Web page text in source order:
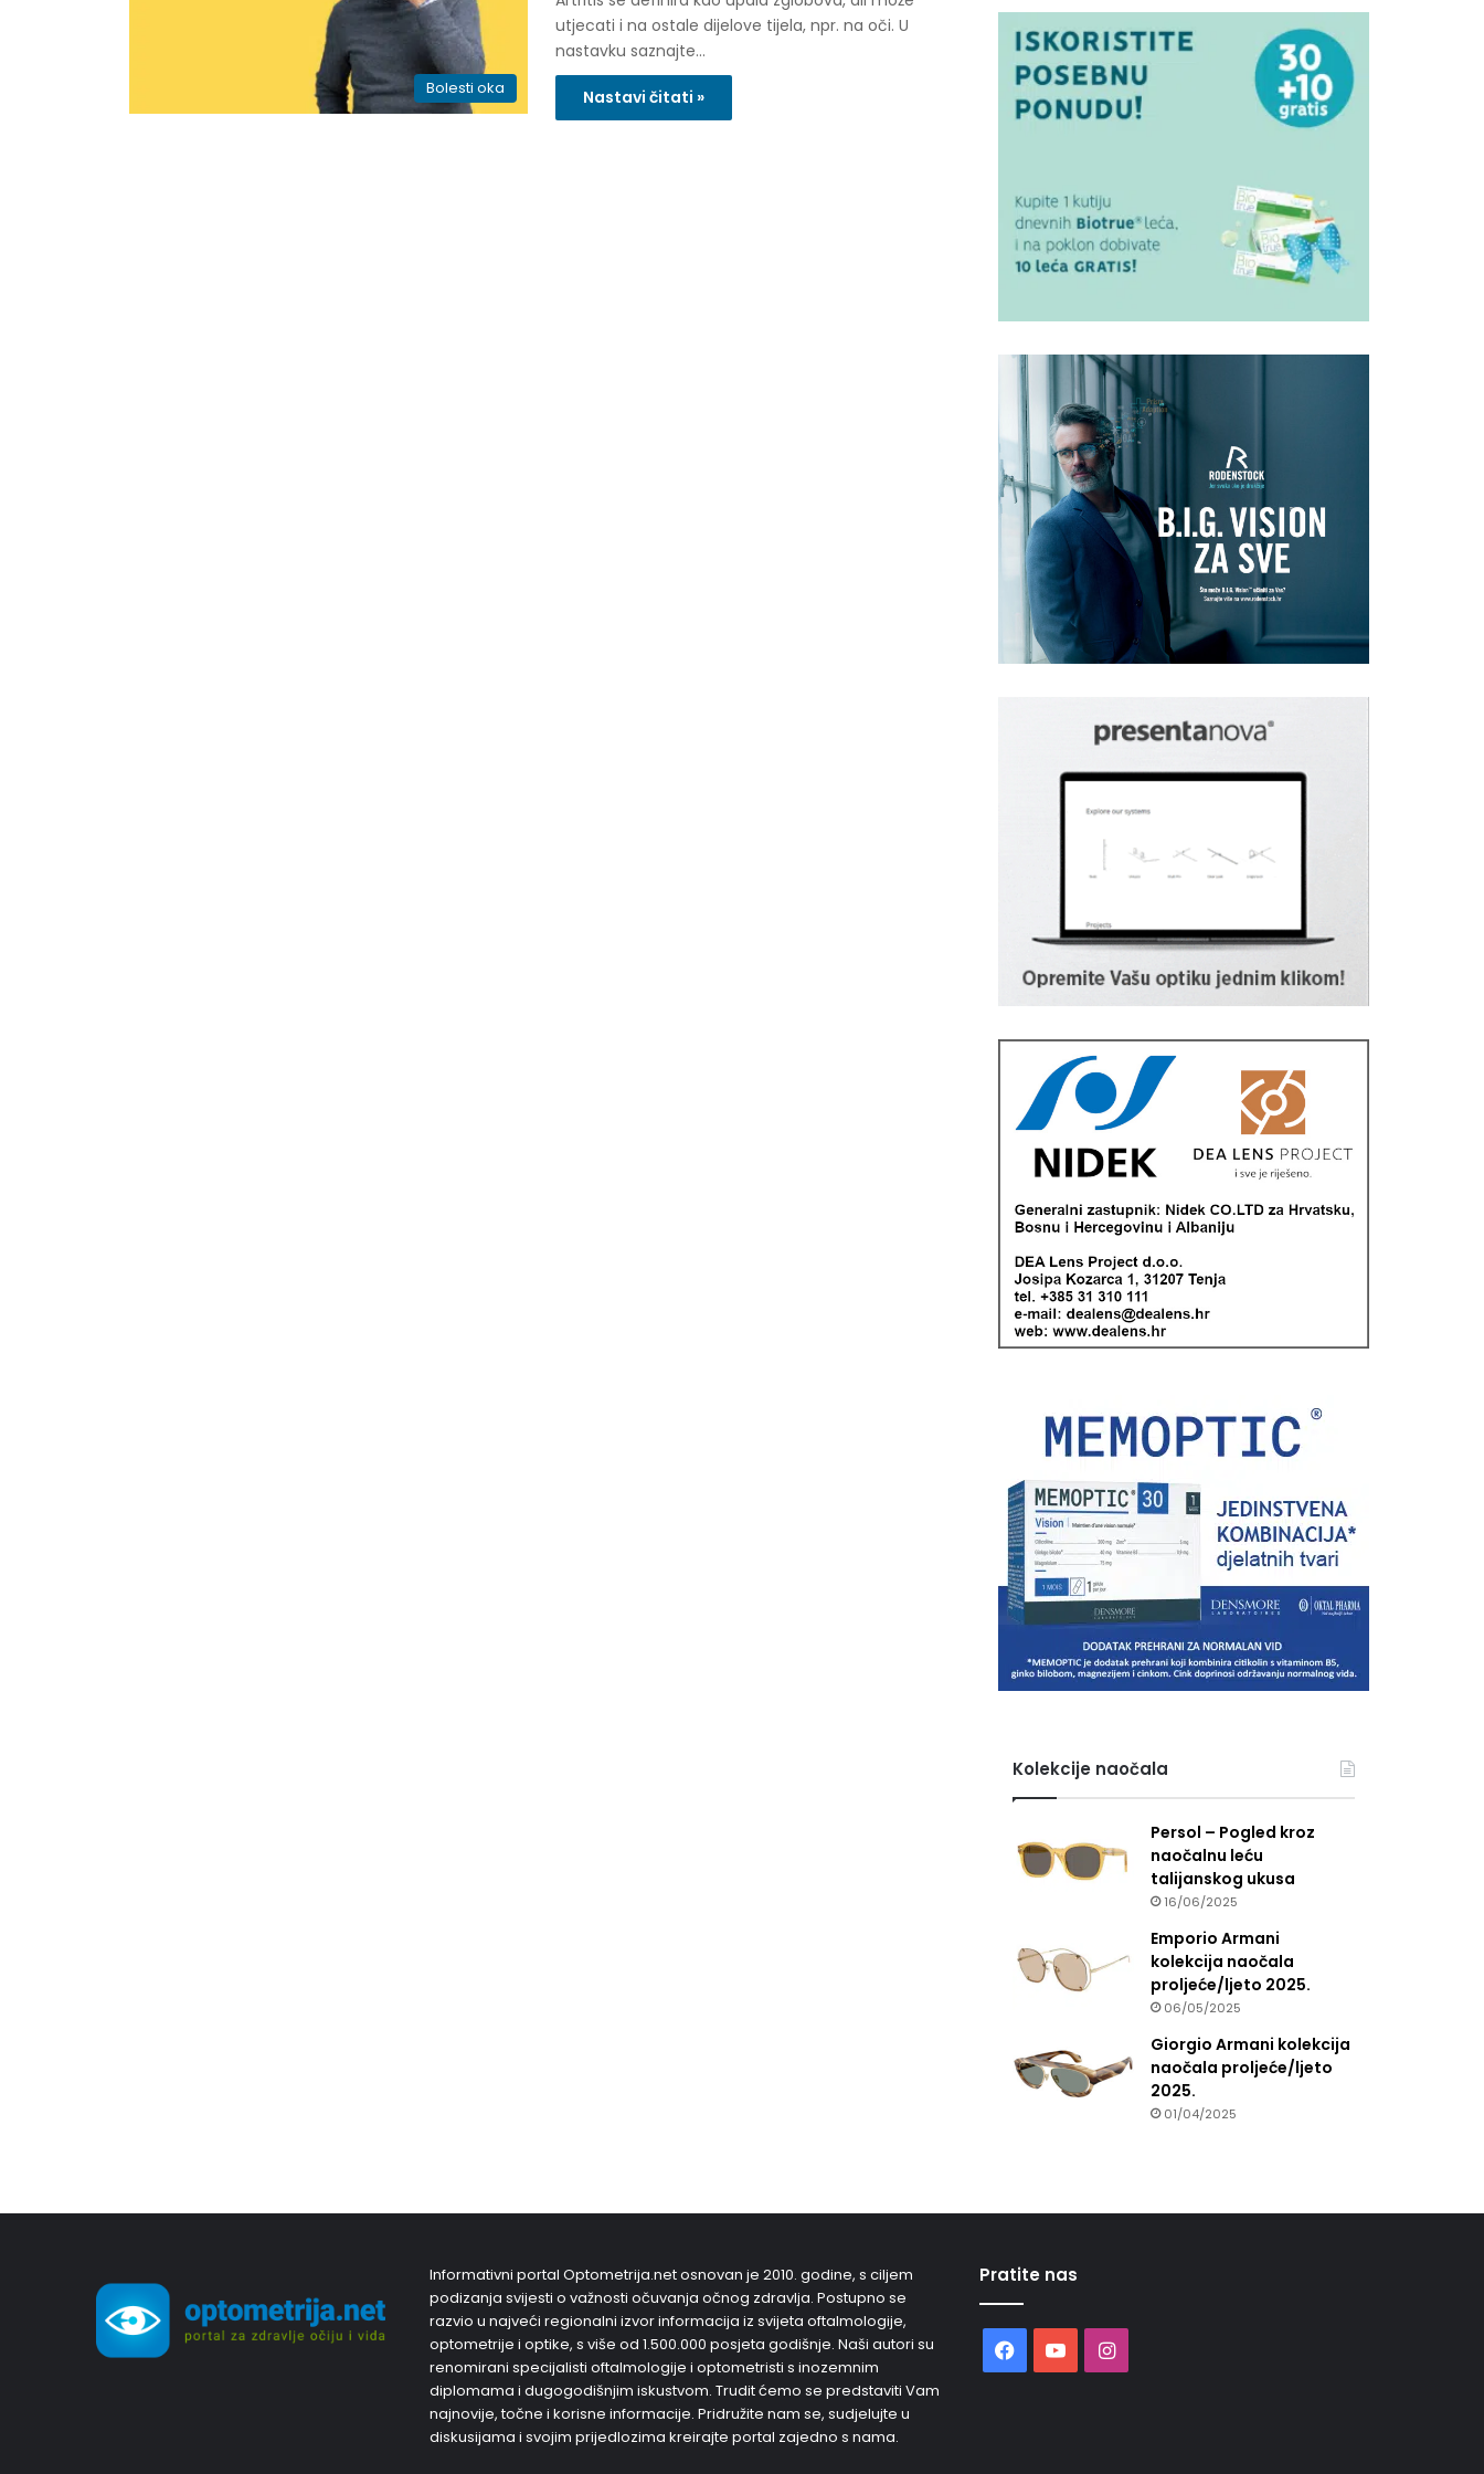
Bolesti oka
utjecati i na ostale dijelove tijela, npr. na oči. U
nastavku saznajte…
Nastavi čitati »
Kolekcije naočala
Persol – Pogled kroz
naočalnu leću
talijanskog ukusa
16/06/2025
Emporio Armani
kolekcija naočala
proljeće/ljeto 2025.
06/05/2025
Giorgio Armani kolekcija
naočala proljeće/ljeto
2025.
01/04/2025
Informativni portal Optometrija.net osnovan je 2010. godine, s ciljem
podizanja svijesti o važnosti očuvanja očnog zdravlja. Postupno se
razvio u najveći regionalni izvor informacija iz svijeta oftalmologije,
optometrije i optike, s više od 1.500.000 posjeta godišnje. Naši autori su
renomirani specijalisti oftalmologije i optometristi s inozemnim
diplomama i dugogodišnjim iskustvom. Trudit ćemo se predstaviti Vam
najnovije, točne i korisne informacije. Pridružite nam se, sudjelujte u
diskusijama i svojim prijedlozima kreirajte portal zajedno s nama.
Pratite nas
Facebook
YouTubeInstagram